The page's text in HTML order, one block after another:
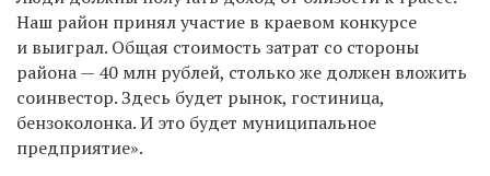
Наш район принял участие в краевом конкурсе
и выиграл. Общая стоимость затрат со стороны
района — 40 млн рублей, столько же должен вложить
соинвестор. Здесь будет рынок, гостиница,
бензоколонка. И это будет муниципальное
предприятие».